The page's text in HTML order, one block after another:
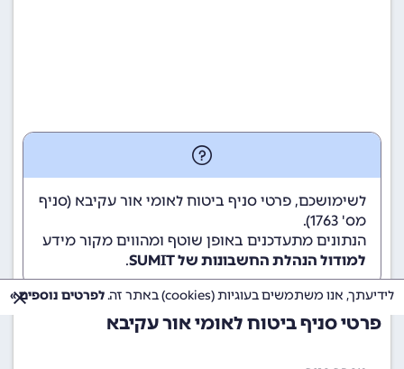
לשימושכם, פרטי סניף ביטוח לאומי אור עקיבא (סניף
מס' 1763).
הנתונים מתעדכנים באופן שוטף ומהווים מקור מידע
למודול הנהלת החשבונות של SUMIT
.
פרטי סניף ביטוח לאומי אור עקיבא
לידיעתך, אנו משתמשים בעוגיות (cookies) באתר זה. לפרטים נוספים »